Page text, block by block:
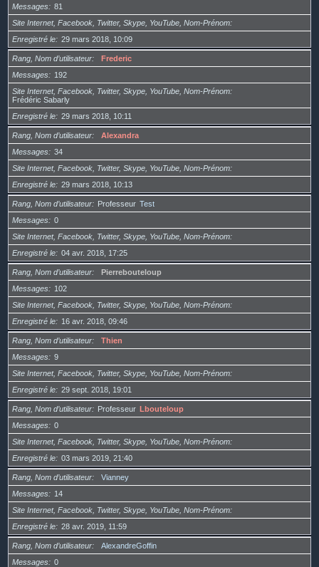
Messages
81
Site Internet, Facebook, Twitter, Skype, YouTube, Nom-Prénom
Enregistré le
29 mars 2018, 10:09
Rang, Nom d’utilisateur
Frederic
Messages
192
Site Internet, Facebook, Twitter, Skype, YouTube, Nom-Prénom
Frédéric Sabarly
Enregistré le
29 mars 2018, 10:11
Rang, Nom d’utilisateur
Alexandra
Messages
34
Site Internet, Facebook, Twitter, Skype, YouTube, Nom-Prénom
Enregistré le
29 mars 2018, 10:13
Rang, Nom d’utilisateur Professeur Test
Messages
0
Site Internet, Facebook, Twitter, Skype, YouTube, Nom-Prénom
Enregistré le
04 avr. 2018, 17:25
Rang, Nom d’utilisateur
Pierrebouteloup
Messages
102
Site Internet, Facebook, Twitter, Skype, YouTube, Nom-Prénom
Enregistré le
16 avr. 2018, 09:46
Rang, Nom d’utilisateur
Thien
Messages
9
Site Internet, Facebook, Twitter, Skype, YouTube, Nom-Prénom
Enregistré le
29 sept. 2018, 19:01
Rang, Nom d’utilisateur Professeur Lbouteloup
Messages
0
Site Internet, Facebook, Twitter, Skype, YouTube, Nom-Prénom
Enregistré le
03 mars 2019, 21:40
Rang, Nom d’utilisateur
Vianney
Messages
14
Site Internet, Facebook, Twitter, Skype, YouTube, Nom-Prénom
Enregistré le
28 avr. 2019, 11:59
Rang, Nom d’utilisateur
AlexandreGoffin
Messages
0